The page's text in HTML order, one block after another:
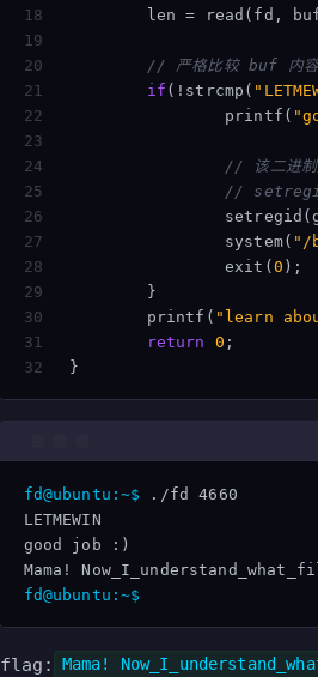
18
19
20
21
22
23
24
25
26
27
28
29
30
31
len
= read ( fd ,
// 严格比较 buf 内容
if ( ! strcmp (
printf (
// 该二进制
//
setregid (
system( "/
exit ( 0 );
}
printf ( "learn
return
0 ;
}
fd@ubuntu:~$
LETMEWIN
good job :)
fd@ubuntu:~$
flag: Mama!